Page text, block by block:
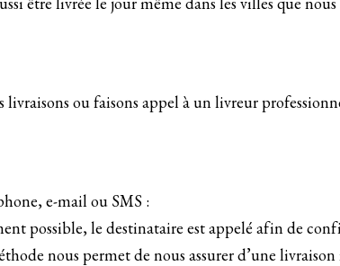
livraisons ou faisons appel à un livreur
e-mail ou SMS :
possible, le destinataire est appelé afin de
nous permet de nous assurer d’une